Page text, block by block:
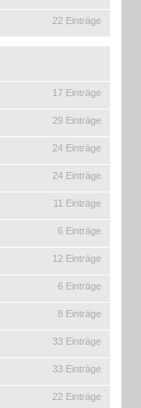
22 Einträge
17 Einträge
29 Einträge
24 Einträge
24 Einträge
11 Einträge
6 Einträge
12 Einträge
6 Einträge
8 Einträge
33 Einträge
33 Einträge
22 Einträge